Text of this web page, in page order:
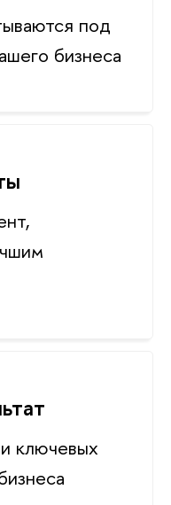
под
бизнеса
ключевых